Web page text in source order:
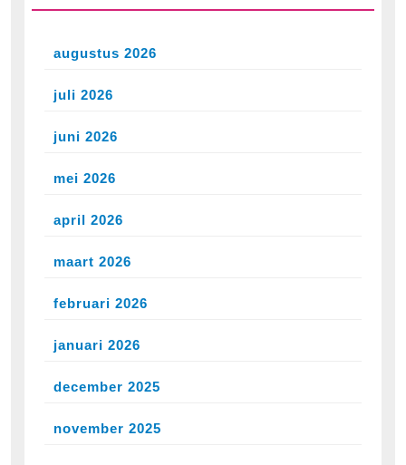
augustus 2026
juli 2026
juni 2026
mei 2026
april 2026
maart 2026
februari 2026
januari 2026
december 2025
november 2025